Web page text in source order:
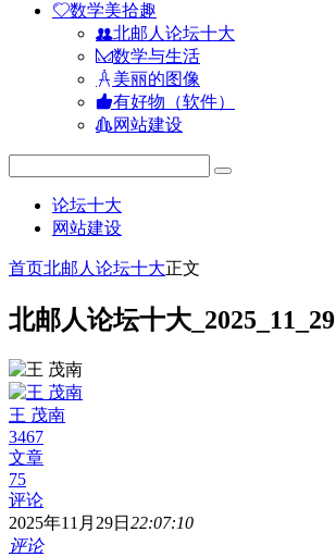
数学美拾趣
北邮人论坛十大
数学与生活
美丽的图像
有好物（软件）
网站建设
论坛十大
网站建设
首页北邮人论坛十大正文
北邮人论坛十大_2025_11_29
王 茂南
3467
文章
75
评论
2025年11月29日 22:07:10
评论